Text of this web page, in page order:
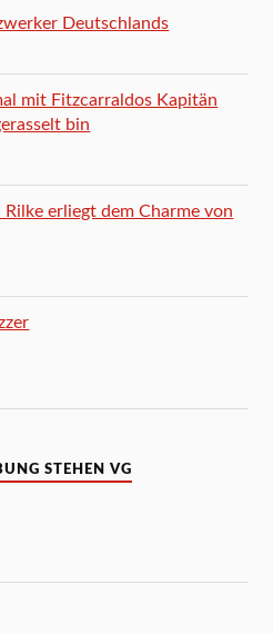
Deutschlands
mit Fitzcarraldos Kapitän
bin
Rilke erliegt dem Charme von
STEHEN VG